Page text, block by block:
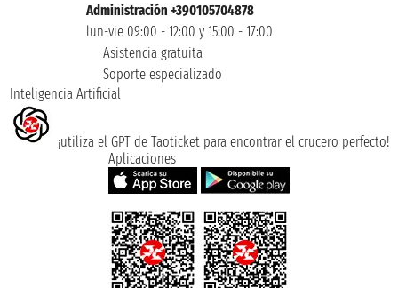
Administración +390105704878
lun-vie 09:00 - 12:00 y 15:00 - 17:00
Asistencia gratuita
Soporte especializado
Inteligencia Artificial
¡utiliza el GPT de Taoticket para encontrar el crucero perfecto!
Aplicaciones